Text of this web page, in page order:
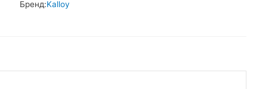
Бренд:Kalloy